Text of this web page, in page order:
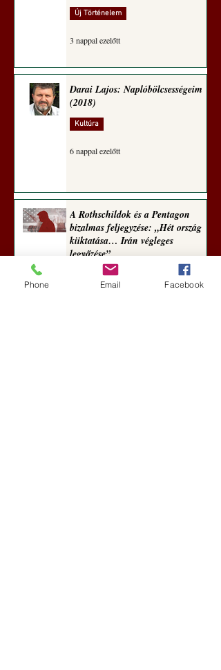
Új Történelem
3 nappal ezelőtt
Darai Lajos: Naplóbölcsességeim
(2018)
Kultúra
6 nappal ezelőtt
A Rothschildok és a Pentagon
bizalmas feljegyzése: „Hét ország
kiiktatása… Irán végleges
legyőzése”
Új Történelem
Phone Email Facebook